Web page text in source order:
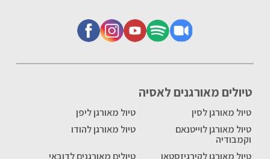
טיולים מאורגנים לאסיה
טיול מאורגן לסין
טיול מאורגן ליפן
טיול מאורגן לוייטנאם
וקמבודיה
טיול מאורגן להודו
טיול מאורגן לקירגיזסטאן
טיולים מאורגנים לדובאי